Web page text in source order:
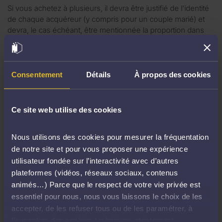
Consentement Détails À propos des cookies
Ce site web utilise des cookies
Nous utilisons des cookies pour mesurer la fréquentation
de notre site et pour vous proposer une expérience
utilisateur fondée sur l’interactivité avec d’autres
plateformes (vidéos, réseaux sociaux, contenus
animés…) Parce que le respect de votre vie privée est
essentiel pour nous, nous vous laissons le choix de les
accepter, de les refuser tous ou de les paramétrer, à
Si vous achetez à plusieurs, il devra être justifié de l’identité
de chaque acquéreur (y compris pour un couple marié) et
devra, le cas échéant, être mentionnée la proportion dans
laquelle chacun se porte acquéreur.
Si vous achetez pour le compte d’une société, il faudra en
fournir un extrait Kbis de moins de trois mois.
devez lui remettre avant l’audience un chèque de banque
représentant 10% de la mise à prix, avec un minimum de 3
000 euros ou une caution bancaire irrévocable.
Il est fortement recommandé aux amateurs de s’enquérir
auprès de l’avocat de l’ordre auquel le chèque doit être
établi.